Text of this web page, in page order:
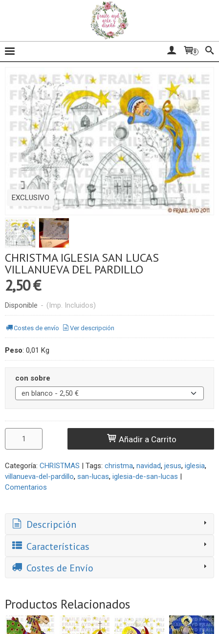
0
EXCLUSIVO
CHRISTMA IGLESIA SAN LUCAS
VILLANUEVA DEL PARDILLO
2,50 €
Disponible - (Imp. Incluidos)
Costes de envío Ver descripción
Peso: 0,01 Kg
con sobre
Añadir a Carrito
Categoría: CHRISTMAS | Tags: christma navidad jesus iglesia
villanueva-del-pardillo san-lucas iglesia-de-san-lucas |
Comentarios
Descripción
Características
Costes de Envío
Productos Relacionados